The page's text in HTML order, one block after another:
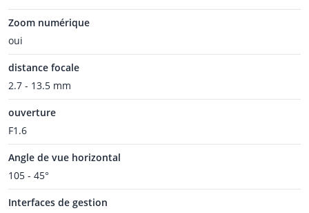
Zoom numérique
oui
distance focale
2.7 - 13.5 mm
ouverture
F1.6
Angle de vue horizontal
105 - 45°
Interfaces de gestion